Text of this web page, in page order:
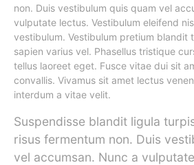
non. Duis vestibulum quis quam vel
vulputate lectus. Vestibulum eleifend
vestibulum. Vestibulum pretium blandit
sapien varius vel. Phasellus tristique
tellus laoreet eget. Fusce vitae dui sit
convallis. Vivamus sit amet lectus
interdum a vitae velit.
Suspendisse blandit ligula
risus fermentum non. Duis
vel accumsan. Nunc a